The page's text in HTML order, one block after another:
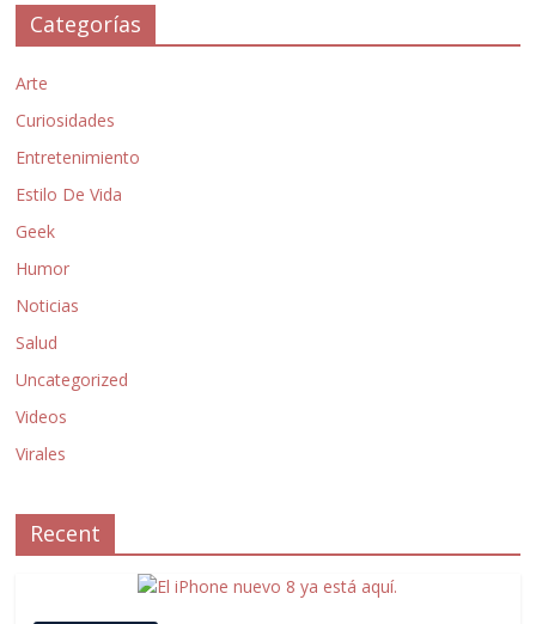
Categorías
Arte
Curiosidades
Entretenimiento
Estilo De Vida
Geek
Humor
Noticias
Salud
Uncategorized
Videos
Virales
Recent